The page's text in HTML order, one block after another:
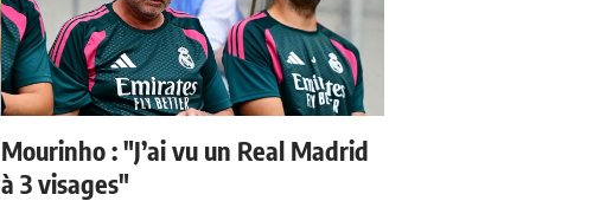
Mourinho : "J’ai vu un Real Madrid
à 3 visages"